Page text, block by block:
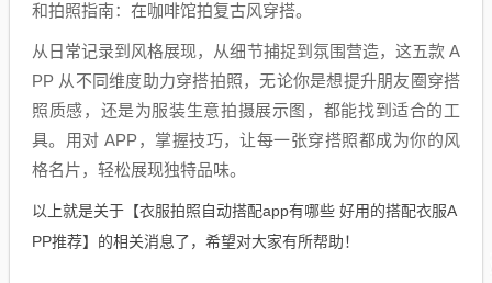
和拍照指南：在咖啡馆拍复古风穿搭。
从日常记录到风格展现，从细节捕捉到氛围营造，这五款 A
PP 从不同维度助力穿搭拍照，无论你是想提升朋友圈穿搭
照质感，还是为服装生意拍摄展示图，都能找到适合的工
具。用对 APP，掌握技巧，让每一张穿搭照都成为你的风
格名片，轻松展现独特品味。
以上就是关于【衣服拍照自动搭配app有哪些 好用的搭配衣服A
PP推荐】的相关消息了，希望对大家有所帮助！